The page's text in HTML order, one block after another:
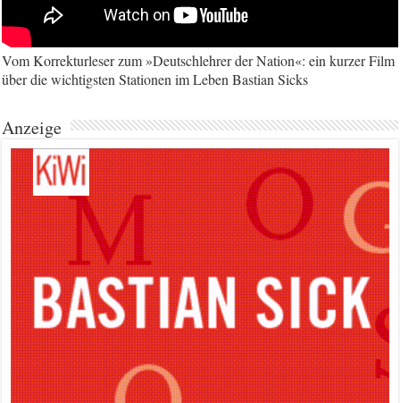
Vom Korrekturleser zum »Deutschlehrer der Nation«: ein kurzer Film
über die wichtigsten Stationen im Leben Bastian Sicks
Anzeige